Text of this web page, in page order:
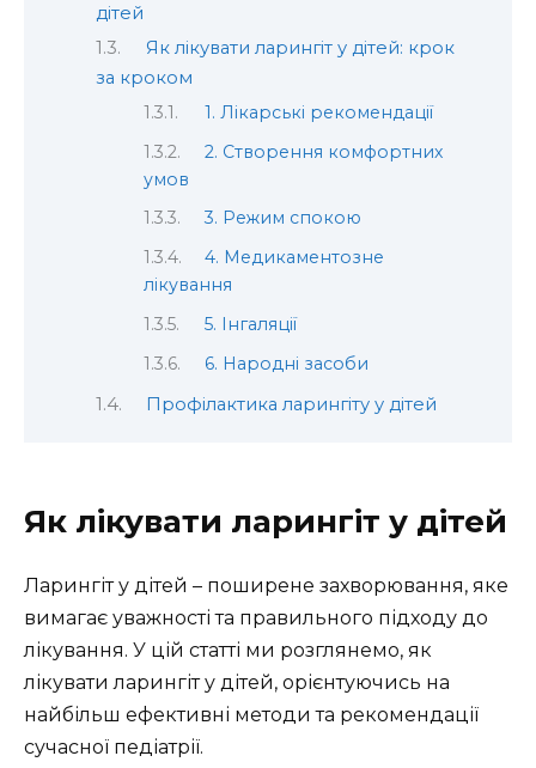
дітей
Як лікувати ларингіт у дітей: крок
за кроком
1. Лікарські рекомендації
2. Створення комфортних
умов
3. Режим спокою
4. Медикаментозне
лікування
5. Інгаляції
6. Народні засоби
Профілактика ларингіту у дітей
Як лікувати ларингіт у дітей
Ларингіт у дітей – поширене захворювання, яке
вимагає уважності та правильного підходу до
лікування. У цій статті ми розглянемо, як
лікувати ларингіт у дітей, орієнтуючись на
найбільш ефективні методи та рекомендації
сучасної педіатрії.